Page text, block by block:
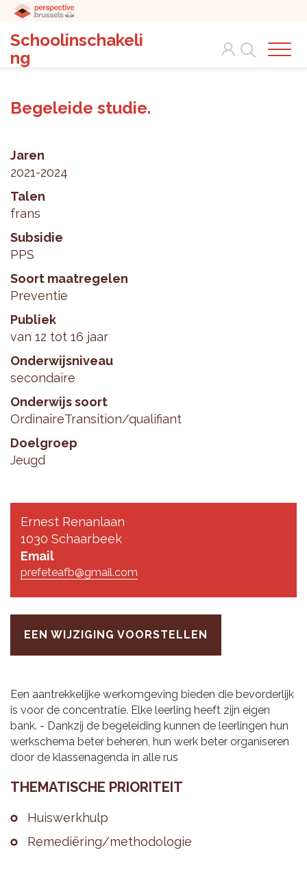
Schoolinschakeli
ng
Search
Begeleide studie.
Jaren
2021-2024
Talen
frans
Subsidie
PPS
Soort maatregelen
Preventie
Publiek
van 12 tot 16 jaar
Onderwijsniveau
secondaire
Onderwijs soort
OrdinaireTransition/qualifiant
Doelgroep
Jeugd
Ernest Renanlaan
1030 Schaarbeek
Email
prefeteafb@gmail.com
EEN WIJZIGING VOORSTELLEN
Een aantrekkelijke werkomgeving bieden die bevorderlijk
is voor de concentratie. Elke leerling heeft zijn eigen
bank. - Dankzij de begeleiding kunnen de leerlingen hun
werkschema beter beheren, hun werk beter organiseren
door de klassenagenda in alle rus
THE­MA­TI­SCHE PRI­O­RI­TEIT
Huis­werk­hulp
Re­me­diëring/me­tho­do­lo­gie